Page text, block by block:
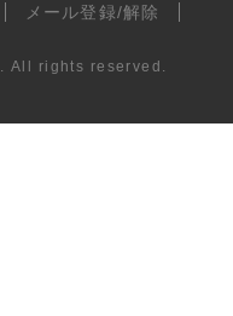
メール登録/解除
All rights reserved.